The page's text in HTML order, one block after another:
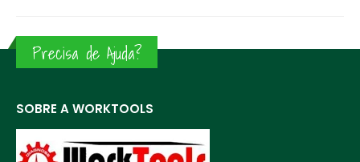
Precisa de Ajuda?
SOBRE A WORKTOOLS